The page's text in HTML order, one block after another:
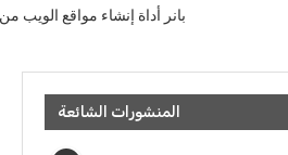
المنشورات الشائعة